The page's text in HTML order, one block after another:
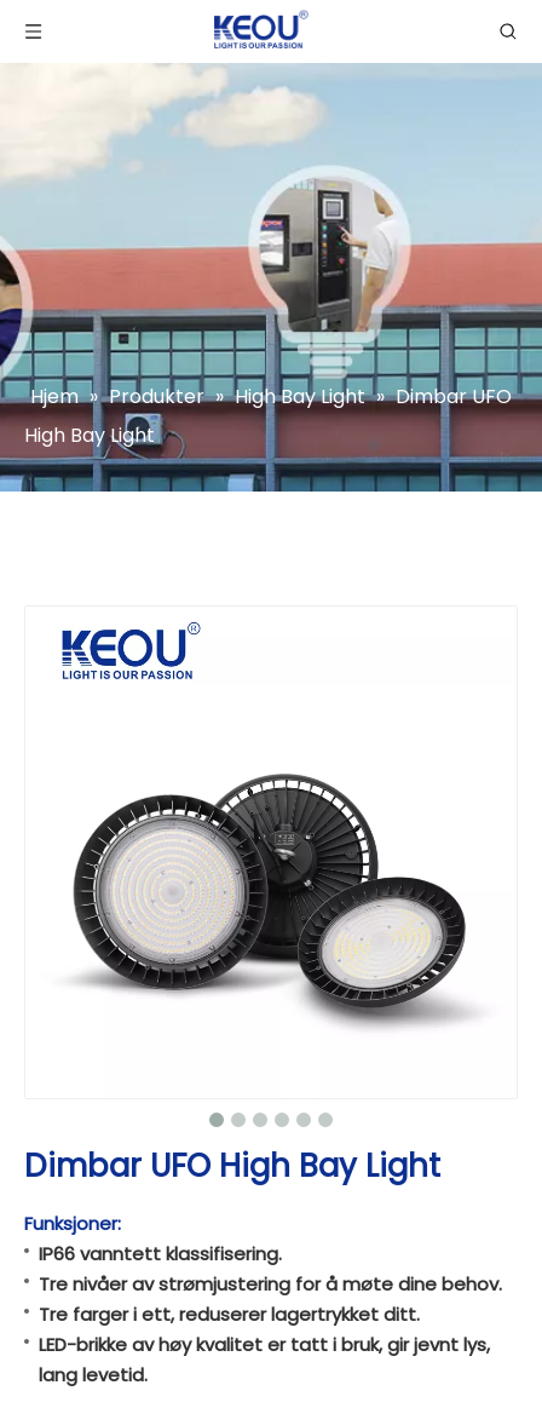
Hjem » Produkter » High Bay Light » Dimbar UFO
High Bay Light
Dimbar UFO High Bay Light
Funksjoner:
IP66 vanntett klassifisering.
Tre nivåer av strømjustering for å møte dine behov.
Tre farger i ett, reduserer lagertrykket ditt.
LED-brikke av høy kvalitet er tatt i bruk, gir jevnt lys,
lang levetid.